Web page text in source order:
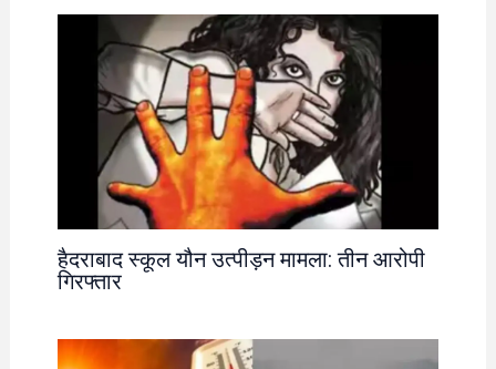
हैदराबाद स्कूल यौन उत्पीड़न मामला: तीन आरोपी
गिरफ्तार